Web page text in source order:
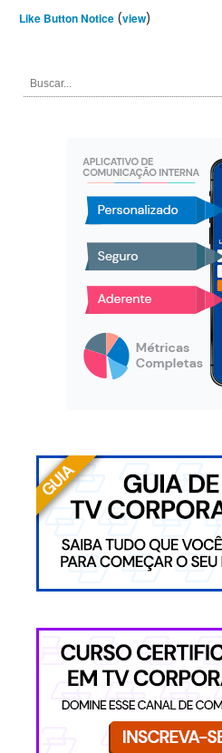
Like Button Notice (view)